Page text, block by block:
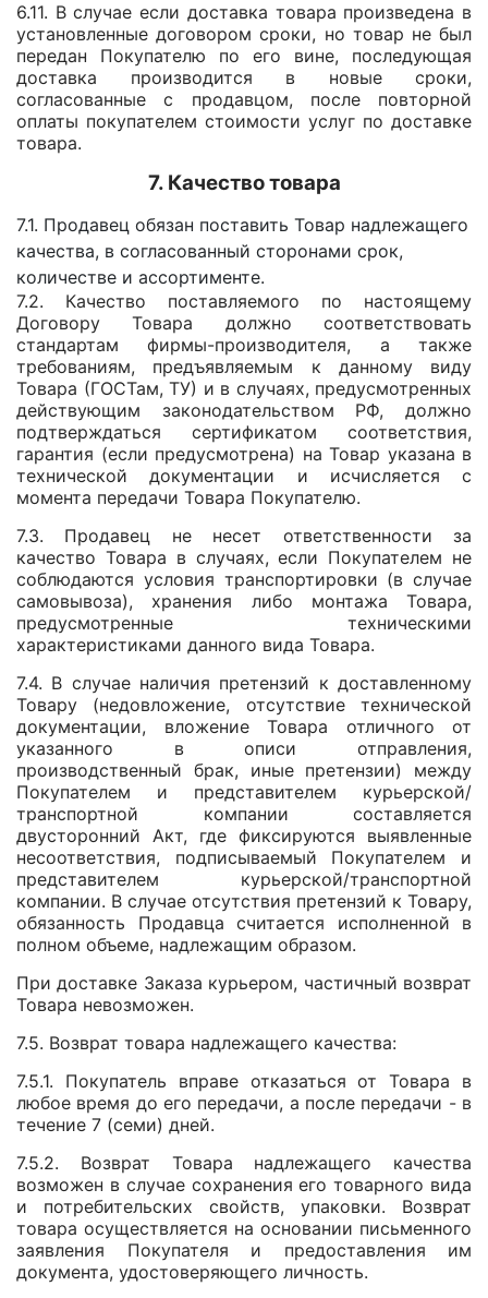
6.11. В случае если доставка товара произведена в
установленные договором сроки, но товар не был
передан Покупателю по его вине, последующая
доставка производится в новые сроки,
согласованные с продавцом, после повторной
оплаты покупателем стоимости услуг по доставке
товара.
7. Качество товара
7.1. Продавец обязан поставить Товар надлежащего
качества, в согласованный сторонами срок,
количестве и ассортименте.
7.2. Качество поставляемого по настоящему
Договору Товара должно соответствовать
стандартам фирмы-производителя, а также
требованиям, предъявляемым к данному виду
Товара (ГОСТам, ТУ) и в случаях, предусмотренных
действующим законодательством РФ, должно
подтверждаться сертификатом соответствия,
гарантия (если предусмотрена) на Товар указана в
технической документации и исчисляется с
момента передачи Товара Покупателю.
7.3. Продавец не несет ответственности за
качество Товара в случаях, если Покупателем не
соблюдаются условия транспортировки (в случае
самовывоза), хранения либо монтажа Товара,
предусмотренные техническими
характеристиками данного вида Товара.
7.4. В случае наличия претензий к доставленному
Товару (недовложение, отсутствие технической
документации, вложение Товара отличного от
указанного в описи отправления,
производственный брак, иные претензии) между
Покупателем и представителем курьерской/
транспортной компании составляется
двусторонний Акт, где фиксируются выявленные
несоответствия, подписываемый Покупателем и
представителем курьерской/транспортной
компании. В случае отсутствия претензий к Товару,
обязанность Продавца считается исполненной в
полном объеме, надлежащим образом.
При доставке Заказа курьером, частичный возврат
Товара невозможен.
7.5. Возврат товара надлежащего качества:
7.5.1. Покупатель вправе отказаться от Товара в
любое время до его передачи, а после передачи - в
течение 7 (семи) дней.
7.5.2. Возврат Товара надлежащего качества
возможен в случае сохранения его товарного вида
и потребительских свойств, упаковки. Возврат
товара осуществляется на основании письменного
заявления Покупателя и предоставления им
документа, удостоверяющего личность.